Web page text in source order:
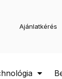
Ajánlatkérés